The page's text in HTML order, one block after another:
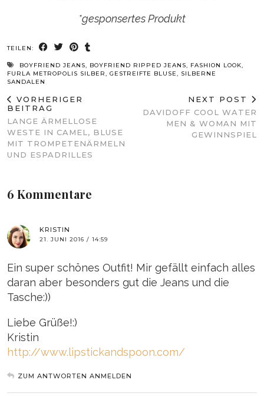
*gesponsertes Produkt
TEILEN:
BOYFRIEND JEANS, BOYFRIEND RIPPED JEANS, FASHION LOOK,
FURLA METROPOLIS SILBER, GESTREIFTE BLUSE, SILBERNE
SANDALEN
VORHERIGER
BEITRAG
LANGE ÄRMELLOSE
WESTE IN CAMEL, BLUSE
MIT TROMPETENÄRMELN
UND ESPADRILLES
NEXT POST
DAVIDOFF COOL WATER
MEN & WOMAN MIT
GEWINNSPIEL
6 Kommentare
KRISTIN
21. JUNI 2016 / 14:59
Ein super schönes Outfit! Mir gefällt einfach alles
daran aber besonders gut die Jeans und die
Tasche:))
Liebe Grüße!:)
Kristin
http://www.lipstickandspoon.com/
ZUM ANTWORTEN ANMELDEN